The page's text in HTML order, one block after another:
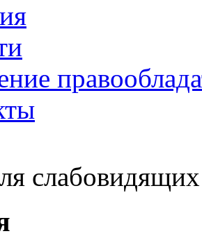
слабовидящих